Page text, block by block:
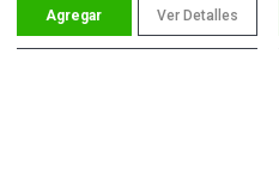
Ver Detalles